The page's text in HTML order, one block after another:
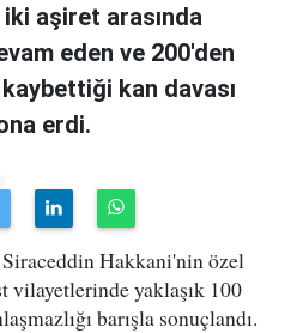
aşiret arasında
eden ve 200'den
kan davası
erdi.
Hakkani'nin özel
yaklaşık 100
barışla sonuçlandı.